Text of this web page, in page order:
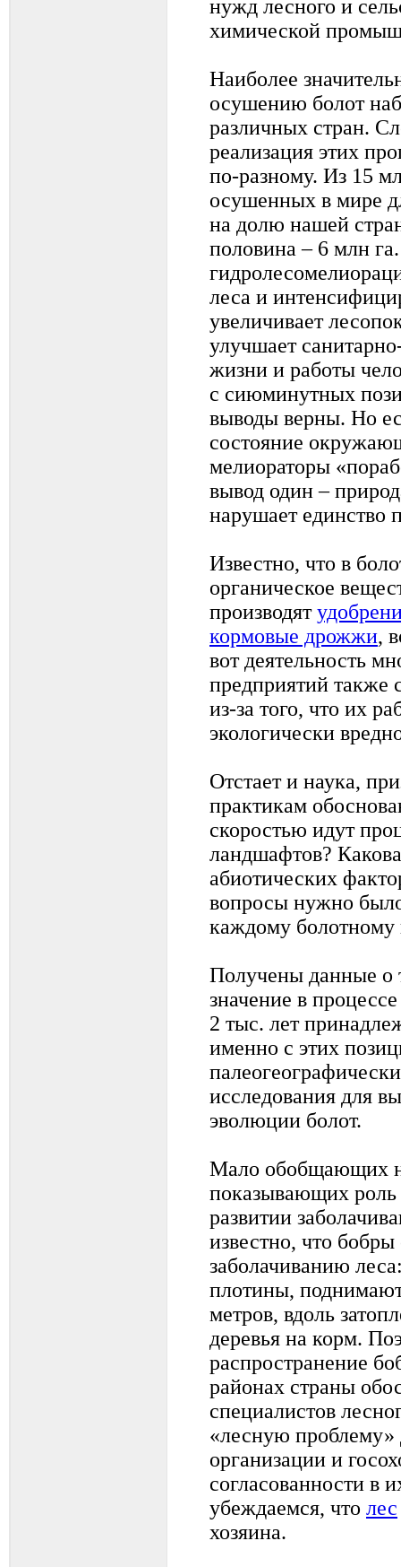
нужд лесного и
химической
Наиболее
осушению болот
различных стран.
реализация этих
по-разному. Из 15
осушенных в мире
на долю нашей
половина – 6 млн
леса и
увеличивает
улучшает
жизни и работы
с сиюминутных
выводы верны. Но
состояние
мелиораторы
вывод один –
нарушает единство
Известно, что в
органическое
производят
кормовые дрожжи,
вот деятельность
предприятий также
из-за того, что их
экологически
Отстает и наука,
практикам
скоростью идут
ландшафтов?
абиотических
вопросы нужно
каждому болотному
Получены данные о
значение в
2 тыс. лет
именно с этих
исследования для
эволюции болот.
Мало обобщающих
показывающих
развитии
известно, что
заболачиванию
плотины,
метров, вдоль
деревья на корм.
распространение
районах страны
специалистов
«лесную
организации и
согласованности в
убеждаемся, что лес
хозяина.